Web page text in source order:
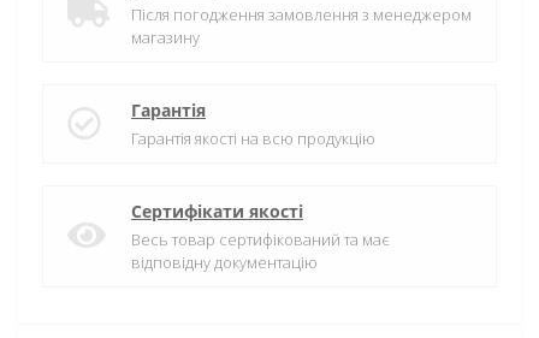
Після погодження замовлення з менеджером
магазину
Гарантія
Гарантія якості на всю продукцію
Сертифікати якості
Весь товар сертифікований та має
відповідну документацію